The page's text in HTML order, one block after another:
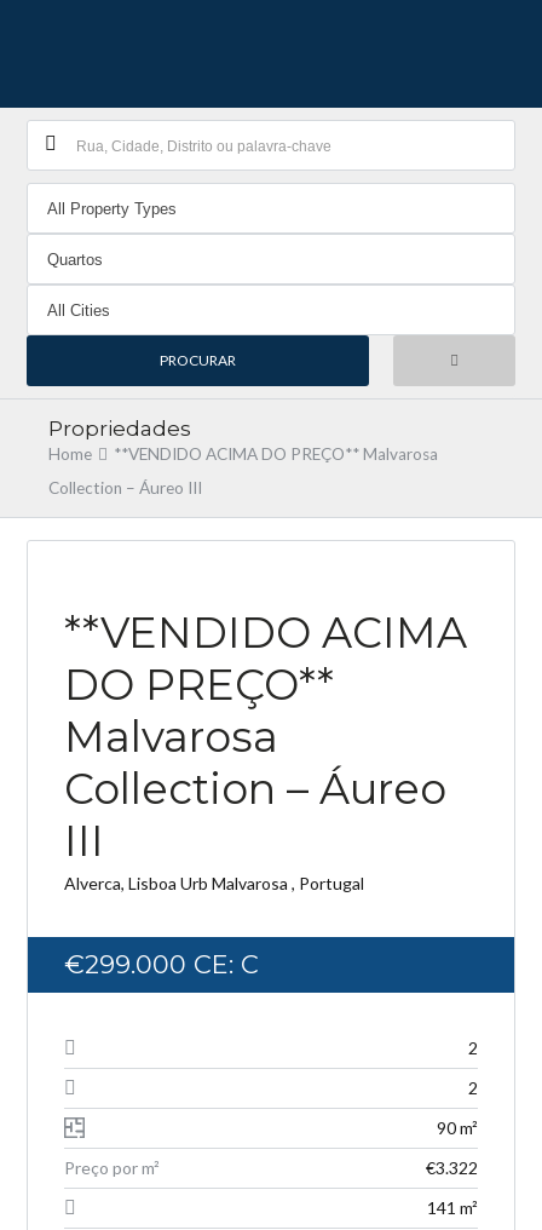
Log in
Don't have an account?
Username
Password
Lost your password?
Propriedades
Home
**VENDIDO ACIMA DO PREÇO** Malvarosa
Collection – Áureo III
**VENDIDO ACIMA
DO PREÇO**
Malvarosa
Collection – Áureo
III
Alverca, Lisboa Urb Malvarosa , Portugal
€299.000 CE: C
2
2
90 m²
Preço por m²
€3.322
141 m²